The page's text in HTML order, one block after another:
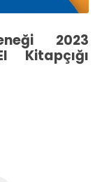
2023